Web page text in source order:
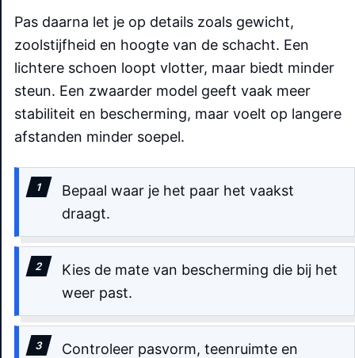
Pas daarna let je op details zoals gewicht,
zoolstijfheid en hoogte van de schacht. Een
lichtere schoen loopt vlotter, maar biedt minder
steun. Een zwaarder model geeft vaak meer
stabiliteit en bescherming, maar voelt op langere
afstanden minder soepel.
Bepaal waar je het paar het vaakst
draagt.
Kies de mate van bescherming die bij het
weer past.
Controleer pasvorm, teenruimte en